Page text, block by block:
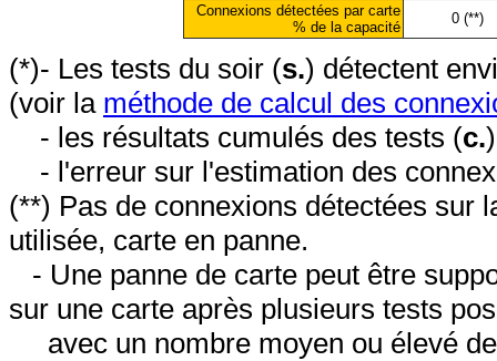
Connexions détectées par carte
% de la capacité
0 (**)
(*)- Les tests du soir (s.) détectent
(voir la méthode de calcul des
- les résultats cumulés des tests (c.
- l'erreur sur l'estimation des
(**) Pas de connexions détectées sur
utilisée, carte en panne.
- Une panne de carte peut être
sur une carte après plusieurs tests
avec un nombre moyen ou élevé